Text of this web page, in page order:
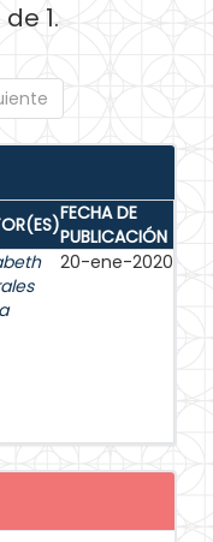
1.
FECHA DE
PUBLICACIÓN
20-ene-2020